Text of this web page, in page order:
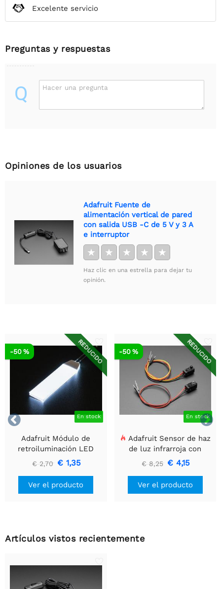
Excelente servicio
Preguntas y respuestas
Q Hacer una pregunta
Opiniones de los usuarios
Adafruit Fuente de
alimentación vertical de pared
con salida USB -C de 5 V y 3 A
e interruptor
★ ★ ★ ★ ★
Haz clic en una estrella para dejar tu
opinión.


REDUCIDO
En stock
-50 %
Adafruit Módulo de
retroiluminación LED
blanco - Pequeño 12 mm
x 40 mm
€ 2,70 € 1,35
Ver el producto
REDUCIDO
En stock
-50 %
Adafruit Sensor de haz
de luz infrarroja con
extremos de cable
premium - LED de 5 mm
€ 8,25 € 4,15
Ver el producto
Artículos vistos recientemente